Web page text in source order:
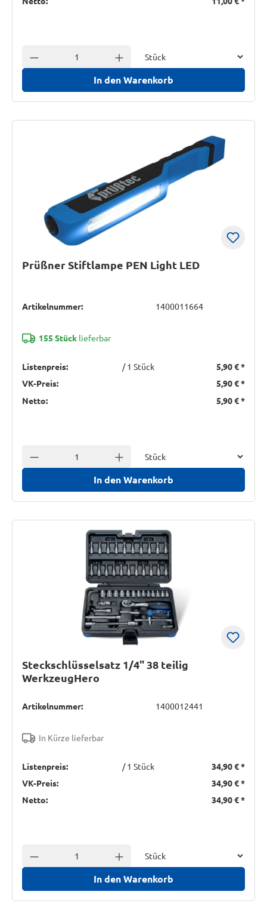
Anzahl verringern Anzahl erhöhen
In den Warenkorb
Prüßner Stiftlampe PEN Light LED
Artikelnummer: 1400011664
155 Stück lieferbar
Listenpreis: / 1 Stück 5,90 €*
VK-Preis:
5,90 €*
Netto:
5,90 €*
Anzahl verringern Anzahl erhöhen
In den Warenkorb
Steckschlüsselsatz 1/4" 38 teilig
WerkzeugHero
Artikelnummer: 1400012441
In Kürze lieferbar
Listenpreis: / 1 Stück 34,90 €*
VK-Preis:
34,90 €*
Netto:
34,90 €*
Anzahl verringern Anzahl erhöhen
In den Warenkorb